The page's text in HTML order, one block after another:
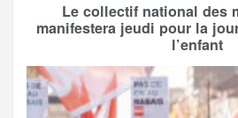
Le collectif national des
manifestera jeudi pour la
l’enfant